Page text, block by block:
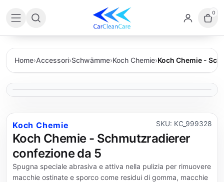
0
Home›Accessori›Schwämme›Koch Chemie›Koch Chemie -
Koch Chemie SKU: KC_999328
Koch Chemie - Schmutzradierer
confezione da 5
Spugna speciale abrasiva e attiva nella pulizia per rimuovere
macchie ostinate e sporco come residui di gomma, macchie